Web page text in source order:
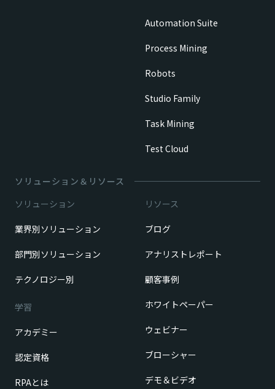
Automation Suite
Process Mining
Robots
Studio Family
Task Mining
Test Cloud
ソリューション＆リソース
ソリューション
業界別ソリューション
部門別ソリューション
テクノロジー別
学習
アカデミー
認定資格
RPAとは
リソース
ブログ
アナリストレポート
顧客事例
ホワイトペーパー
ウェビナー
ブローシャー
デモ＆ビデオ